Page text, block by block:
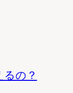
の？